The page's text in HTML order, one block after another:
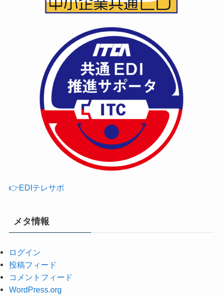
👉EDIテレサポ
メタ情報
ログイン
投稿フィード
コメントフィード
WordPress.org